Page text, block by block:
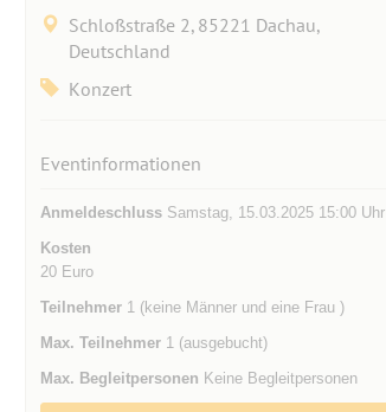
Schloßstraße 2, 85221 Dachau,
Deutschland
Konzert
Eventinformationen
AnmeldeschlussSamstag, 15.03.2025 15:00 Uhr
Kosten
20 Euro
Teilnehmer1 (keine Männer und eine Frau )
Max. Teilnehmer1 (ausgebucht)
Max. Begleitpersonen Keine Begleitpersonen